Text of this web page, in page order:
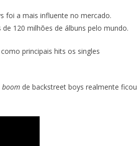
foi a mais influente no mercado.
120 milhões de álbuns pelo mundo.
principais hits os singles
boom de backstreet boys realmente ficou